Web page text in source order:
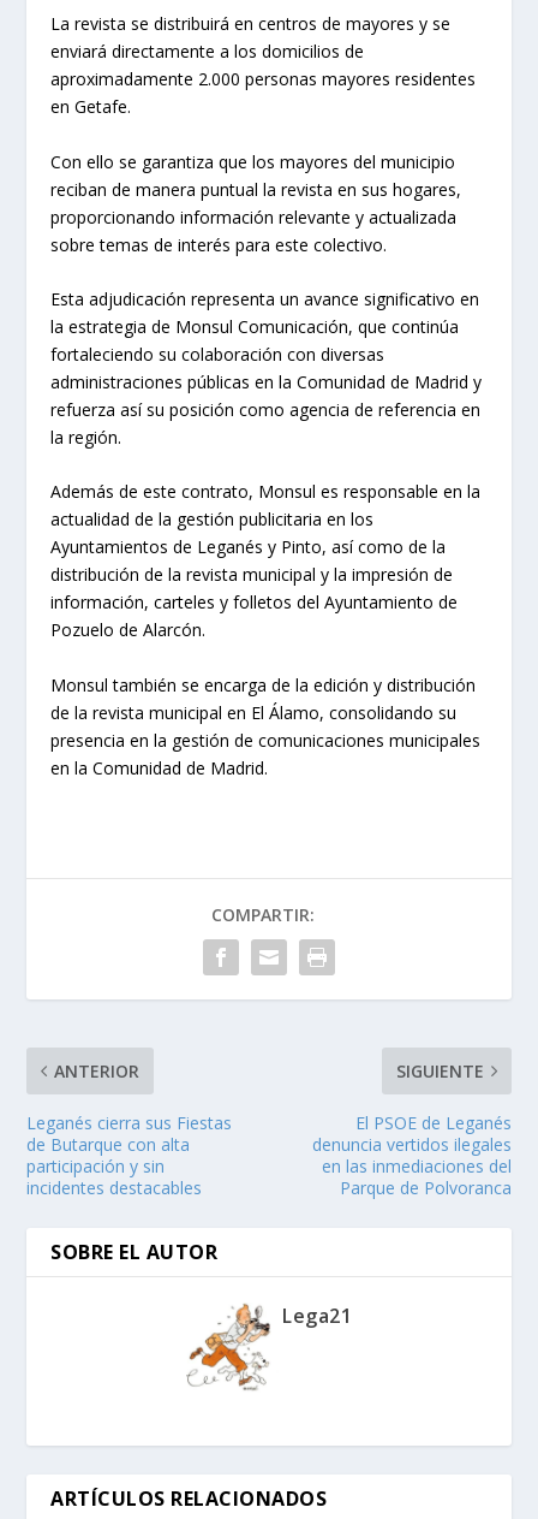
La revista se distribuirá en centros de mayores y se
enviará directamente a los domicilios de
aproximadamente 2.000 personas mayores residentes
en Getafe.
Con ello se garantiza que los mayores del municipio
reciban de manera puntual la revista en sus hogares,
proporcionando información relevante y actualizada
sobre temas de interés para este colectivo.
Esta adjudicación representa un avance significativo en
la estrategia de Monsul Comunicación, que continúa
fortaleciendo su colaboración con diversas
administraciones públicas en la Comunidad de Madrid y
refuerza así su posición como agencia de referencia en
la región.
Además de este contrato, Monsul es responsable en la
actualidad de la gestión publicitaria en los
Ayuntamientos de Leganés y Pinto, así como de la
distribución de la revista municipal y la impresión de
información, carteles y folletos del Ayuntamiento de
Pozuelo de Alarcón.
Monsul también se encarga de la edición y distribución
de la revista municipal en El Álamo, consolidando su
presencia en la gestión de comunicaciones municipales
en la Comunidad de Madrid.
COMPARTIR:
ANTERIOR
Leganés cierra sus Fiestas
de Butarque con alta
participación y sin
incidentes destacables
SIGUIENTE
El PSOE de Leganés
denuncia vertidos ilegales
en las inmediaciones del
Parque de Polvoranca
SOBRE EL AUTOR
Lega21
ARTÍCULOS RELACIONADOS